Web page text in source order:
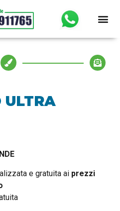
ULTRA
e gratuita ai prezzi